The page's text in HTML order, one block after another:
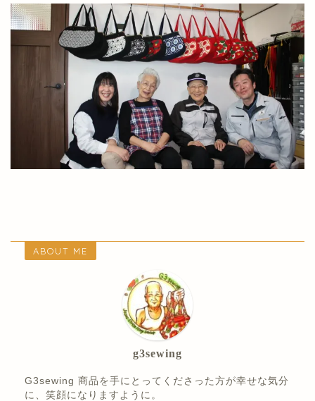
ABOUT ME
g3sewing
G3sewing 商品を手にとってくださった方が幸せな気分
に、笑顔になりますように。